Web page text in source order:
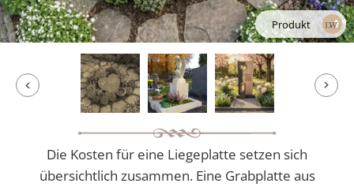
Produkt
Die Kosten für eine Liegeplatte setzen sich
übersichtlich zusammen. Eine Grabplatte aus